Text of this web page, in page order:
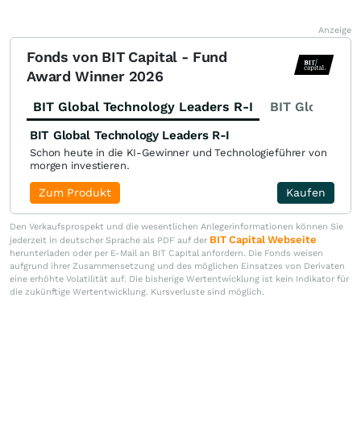
Anzeige
Fonds von BIT Capital - Fund
Award Winner 2026
BIT Global Technology Leaders R-I BIT Global
BIT Global Technology Leaders R-I
Schon heute in die KI-Gewinner und Technologieführer von
morgen investieren.
Kaufen
Zum Produkt
Den Verkaufsprospekt und die wesentlichen Anlegerinformationen können Sie
jederzeit in deutscher Sprache als PDF auf der BIT Capital Webseite
herunterladen oder per E-Mail an BIT Capital anfordern. Die Fonds weisen
aufgrund ihrer Zusammensetzung und des möglichen Einsatzes von Derivaten
eine erhöhte Volatilität auf. Die bisherige Wertentwicklung ist kein Indikator für
die zukünftige Wertentwicklung. Kursverluste sind möglich.